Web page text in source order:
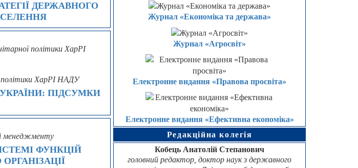
ДЕРЖАВНОГО
політики ХарРІ
політики ХарРІ НАДУ
ПІДСУМКИ
і менеджменту
ФУНКЦІЙ
Журнал «Економіка та держава»
Журнал «Агросвіт»
Електронне видання «Правова просвіта»
Електронне видання «Ефективна економіка»
Редакційна колегія
Кобець Анатолій Степанович
головний редактор, доктор наук з державного